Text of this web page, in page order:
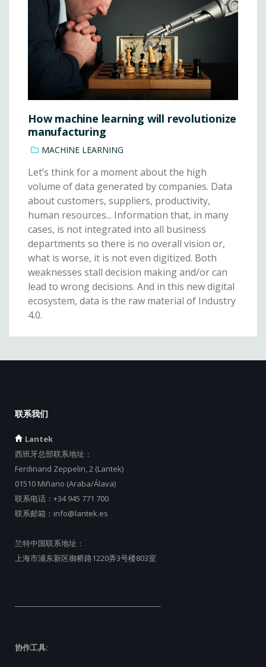
How machine learning will revolutionize
manufacturing
MACHINE LEARNING
Let’s think for a moment about the high
volume of data generated by companies. Data
about customers, suppliers, productivity,
human resources... Information that, in many
cases, is not integrated into all business
departments so there is no overall vision or,
what is worse, it is not even digitized. Both
weaknesses stall decision making and/or can
lead to wrong decisions. And in this new digital
ecosystem, data is the raw material of Industry
4.0.
联系我们
Lantek
西班牙总部联系地址：
Ferdinand Zeppelin, 2 (Lantek)
01510 Miñano (Araba/Álava)
联系电话： +34 945 771 700
联系邮箱： info@lantek.es
兰特中国联系地址：
上海市浦东新区御桥路1220弄3号楼803室
协作工具: